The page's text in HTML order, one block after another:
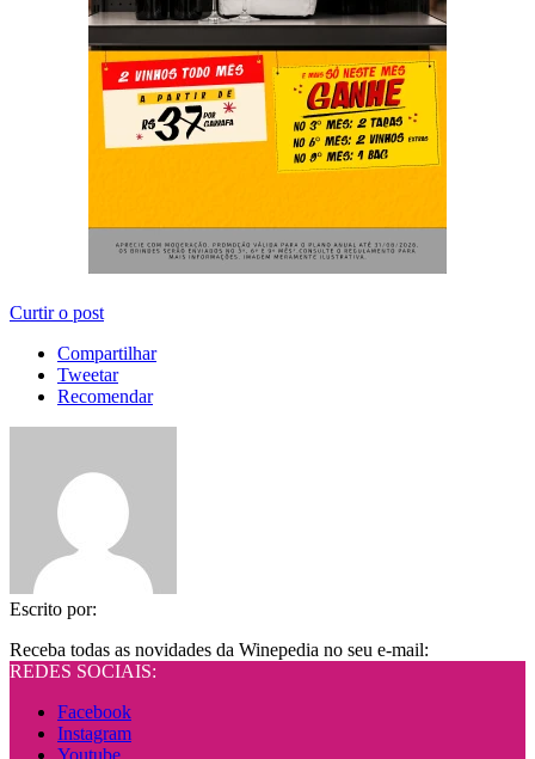
Curtir o post
Compartilhar
Tweetar
Recomendar
Escrito por:
Receba todas as novidades da Winepedia no seu e-mail:
REDES SOCIAIS:
Facebook
Instagram
Youtube